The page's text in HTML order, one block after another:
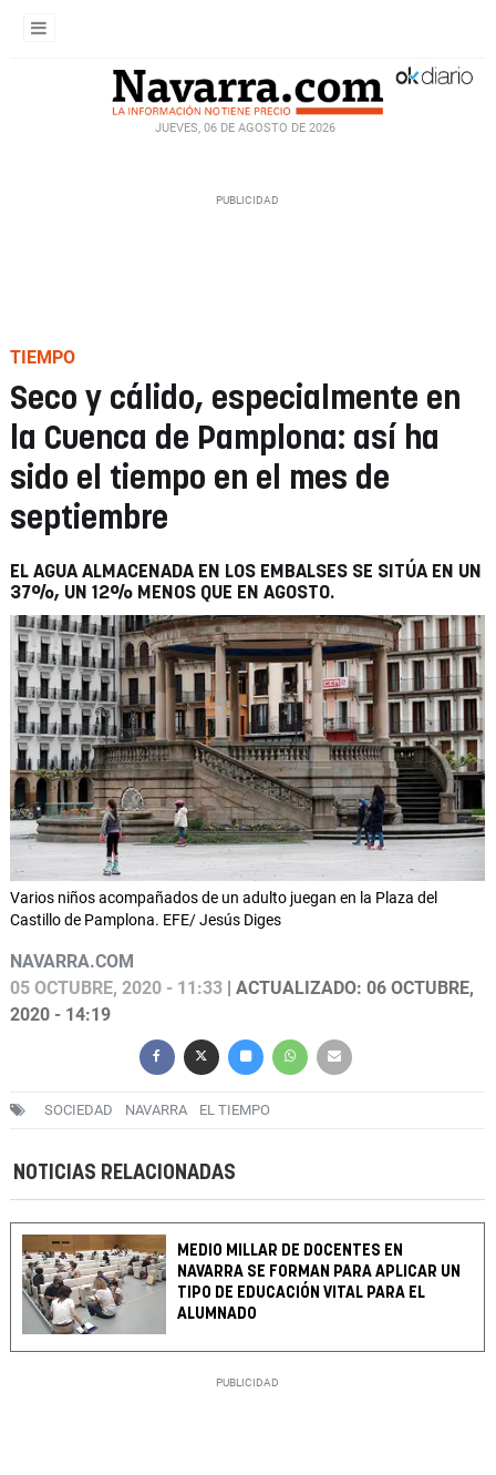
JUEVES, 06 DE AGOSTO DE 2026
TIEMPO
Seco y cálido, especialmente en
la Cuenca de Pamplona: así ha
sido el tiempo en el mes de
septiembre
EL AGUA ALMACENADA EN LOS EMBALSES SE SITÚA EN UN
37%, UN 12% MENOS QUE EN AGOSTO.
Varios niños acompañados de un adulto juegan en la Plaza del
Castillo de Pamplona. EFE/ Jesús Diges
NAVARRA.COM
05 OCTUBRE, 2020 - 11:33 | ACTUALIZADO: 06 OCTUBRE,
2020 - 14:19
SOCIEDAD NAVARRA EL TIEMPO
NOTICIAS RELACIONADAS
MEDIO MILLAR DE DOCENTES EN
NAVARRA SE FORMAN PARA APLICAR UN
TIPO DE EDUCACIÓN VITAL PARA EL
ALUMNADO